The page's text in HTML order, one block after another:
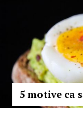
5 motive ca